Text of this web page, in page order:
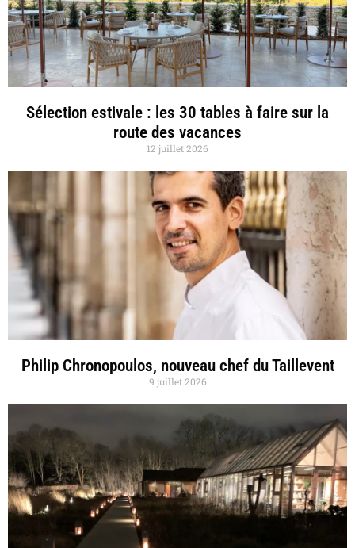
Sélection estivale : les 30 tables à faire sur la
route des vacances
12 juillet 2026
Philip Chronopoulos, nouveau chef du Taillevent
9 juillet 2026